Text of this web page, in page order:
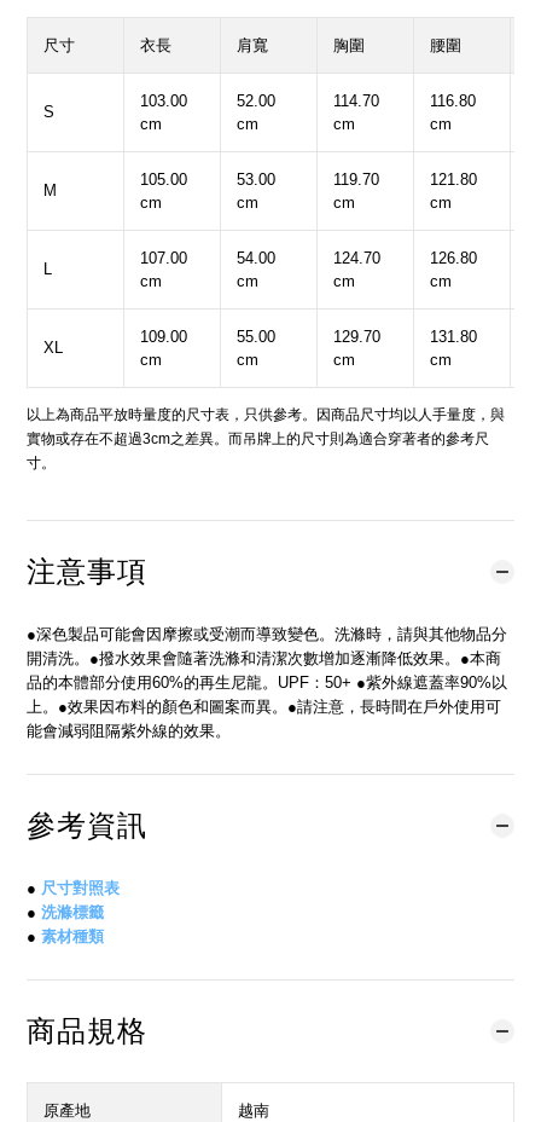
尺寸 衣長 肩寬 胸圍 腰圍
S
103.00
cm
52.00
cm
114.70
cm
116.80
cm
M
105.00
cm
53.00
cm
119.70
cm
121.80
cm
L
107.00
cm
54.00
cm
124.70
cm
126.80
cm
XL
109.00
cm
55.00
cm
129.70
cm
131.80
cm
以上為商品平放時量度的尺寸表，只供參考。因商品尺寸均以人手量度，與
實物或存在不超過3cm之差異。而吊牌上的尺寸則為適合穿著者的參考尺
寸。
注意事項
●深色製品可能會因摩擦或受潮而導致變色。洗滌時，請與其他物品分
開清洗。●撥水效果會隨著洗滌和清潔次數增加逐漸降低效果。●本商
品的本體部分使用60%的再生尼龍。UPF：50+ ●紫外線遮蓋率90%以
上。●效果因布料的顏色和圖案而異。●請注意，長時間在戶外使用可
能會減弱阻隔紫外線的效果。
參考資訊
● 尺寸對照表
● 洗滌標籤
● 素材種類
商品規格
原產地 越南